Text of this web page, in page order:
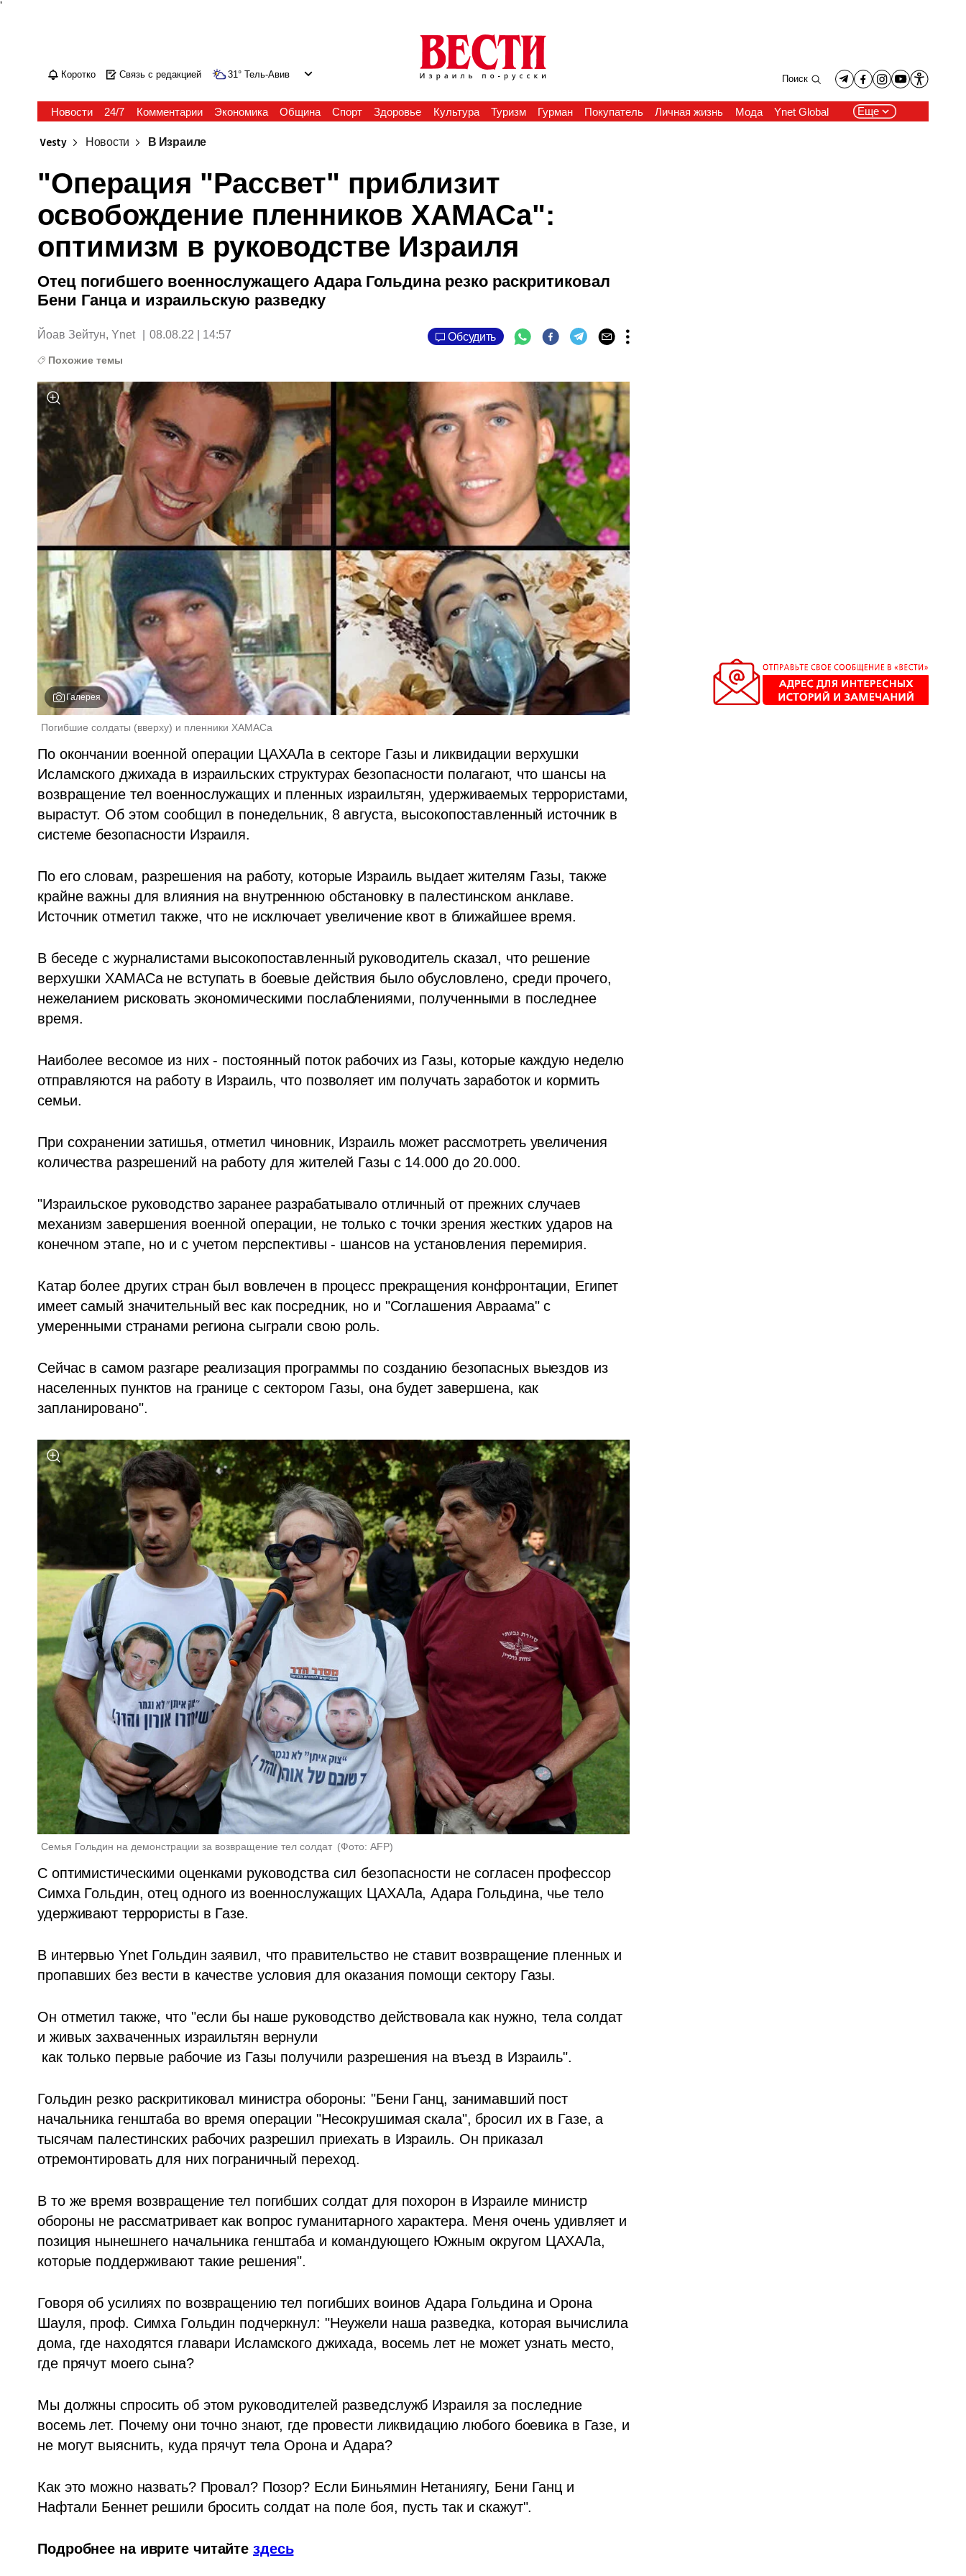
'
Коротко Связь с редакцией 31° Тель-Авив Поиск
Новости 24/7 Комментарии Экономика Община Спорт Здоровье Культура Туризм Гурман Покупатель Личная жизнь Мода Ynet Global Еще
Vesty Новости В Израиле
"Операция "Рассвет" приблизит
освобождение пленников ХАМАСа":
оптимизм в руководстве Израиля
Отец погибшего военнослужащего Адара Гольдина резко раскритиковал
Бени Ганца и израильскую разведку
Йоав Зейтун, Ynet 08.08.22 | 14:57 Обсудить
Похожие темы
Галерея
Погибшие солдаты (вверху) и пленники ХАМАСа
По окончании военной операции ЦАХАЛа в секторе Газы и ликвидации верхушки
Исламского джихада в израильских структурах безопасности полагают, что шансы на
возвращение тел военнослужащих и пленных израильтян, удерживаемых террористами,
вырастут. Об этом сообщил в понедельник, 8 августа, высокопоставленный источник в
системе безопасности Израиля.
По его словам, разрешения на работу, которые Израиль выдает жителям Газы, также
крайне важны для влияния на внутреннюю обстановку в палестинском анклаве.
Источник отметил также, что не исключает увеличение квот в ближайшее время.
В беседе с журналистами высокопоставленный руководитель сказал, что решение
верхушки ХАМАСа не вступать в боевые действия было обусловлено, среди прочего,
нежеланием рисковать экономическими послаблениями, полученными в последнее
время.
Наиболее весомое из них - постоянный поток рабочих из Газы, которые каждую неделю
отправляются на работу в Израиль, что позволяет им получать заработок и кормить
семьи.
При сохранении затишья, отметил чиновник, Израиль может рассмотреть увеличения
количества разрешений на работу для жителей Газы с 14.000 до 20.000.
"Израильское руководство заранее разрабатывало отличный от прежних случаев
механизм завершения военной операции, не только с точки зрения жестких ударов на
конечном этапе, но и с учетом перспективы - шансов на установления перемирия.
Катар более других стран был вовлечен в процесс прекращения конфронтации, Египет
имеет самый значительный вес как посредник, но и "Соглашения Авраама" с
умеренными странами региона сыграли свою роль.
Сейчас в самом разгаре реализация программы по созданию безопасных выездов из
населенных пунктов на границе с сектором Газы, она будет завершена, как
запланировано".
Семья Гольдин на демонстрации за возвращение тел солдат (Фото: AFP)
С оптимистическими оценками руководства сил безопасности не согласен профессор
Симха Гольдин, отец одного из военнослужащих ЦАХАЛа, Адара Гольдина, чье тело
удерживают террористы в Газе.
В интервью Ynet Гольдин заявил, что правительство не ставит возвращение пленных и
пропавших без вести в качестве условия для оказания помощи сектору Газы.
Он отметил также, что "если бы наше руководство действовала как нужно, тела солдат
и живых захваченных израильтян вернули
как только первые рабочие из Газы получили разрешения на въезд в Израиль".
Гольдин резко раскритиковал министра обороны: "Бени Ганц, занимавший пост
начальника генштаба во время операции "Несокрушимая скала", бросил их в Газе, а
тысячам палестинских рабочих разрешил приехать в Израиль. Он приказал
отремонтировать для них пограничный переход.
В то же время возвращение тел погибших солдат для похорон в Израиле министр
обороны не рассматривает как вопрос гуманитарного характера. Меня очень удивляет и
позиция нынешнего начальника генштаба и командующего Южным округом ЦАХАЛа,
которые поддерживают такие решения".
Говоря об усилиях по возвращению тел погибших воинов Адара Гольдина и Орона
Шауля, проф. Симха Гольдин подчеркнул: "Неужели наша разведка, которая вычислила
дома, где находятся главари Исламского джихада, восемь лет не может узнать место,
где прячут моего сына?
Мы должны спросить об этом руководителей разведслужб Израиля за последние
восемь лет. Почему они точно знают, где провести ликвидацию любого боевика в Газе, и
не могут выяснить, куда прячут тела Орона и Адара?
Как это можно назвать? Провал? Позор? Если Биньямин Нетаниягу, Бени Ганц и
Нафтали Беннет решили бросить солдат на поле боя, пусть так и скажут".
Подробнее на иврите читайте здесь